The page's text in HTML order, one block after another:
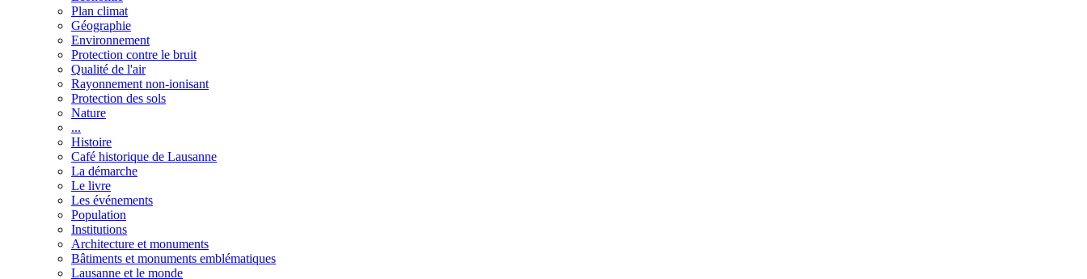
Plan climat
Géographie
Environnement
Protection contre le bruit
Qualité de l'air
Rayonnement non-ionisant
Protection des sols
Nature
...
Histoire
Café historique de Lausanne
La démarche
Le livre
Les événements
Population
Institutions
Architecture et monuments
Bâtiments et monuments emblématiques
Lausanne et le monde